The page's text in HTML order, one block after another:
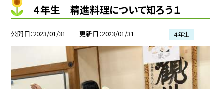
４年生 精進料理について知ろう１
公開日 2023/01/31 更新日 2023/01/31 ４年生